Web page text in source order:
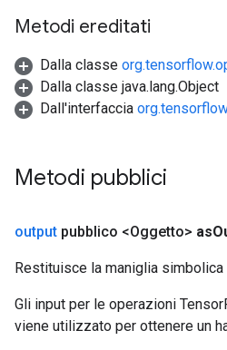
Metodi ereditati
Dalla classe
Dalla classe java.lang.Object
Dall'interfaccia
Metodi pubblici
output pubblico <Oggetto> as
Restituisce la maniglia simbolica
Gli input per le operazioni
viene utilizzato per ottenere un